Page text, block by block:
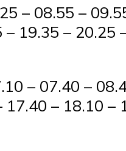
– 08.55 –
19.35 – 20.25
– 07.40 –
– 18.10 –